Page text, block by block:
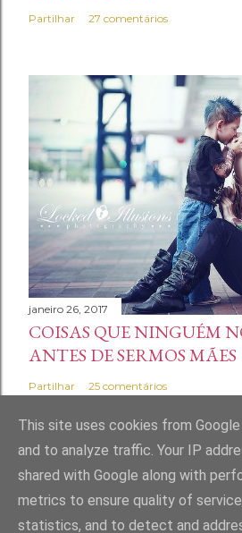
Partilhar 27 comentários
janeiro 26, 2017
COISAS QUE NINGUÉM
ANTES DE SERMOS MÃES
Partilhar 25 comentários
Com tecnologia
This site uses cookies from
and to analyze traffic. Your IP
shared with Google along with
metrics to ensure quality of
statistics, and to detect and